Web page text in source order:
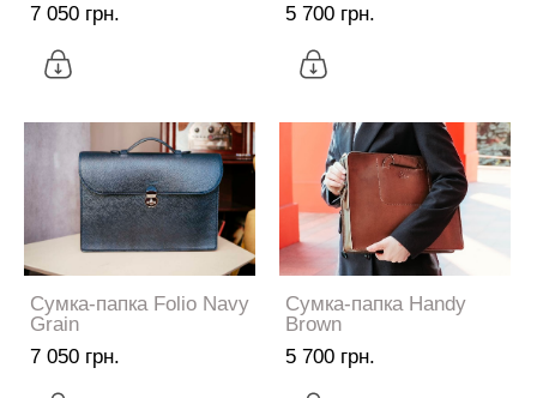
7 050 грн.
5 700 грн.
Сумка-папка Folio Navy
Grain
7 050 грн.
Сумка-папка Handy
Brown
5 700 грн.